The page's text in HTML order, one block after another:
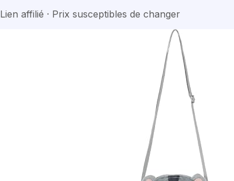
Lien affilié · Prix susceptibles de changer